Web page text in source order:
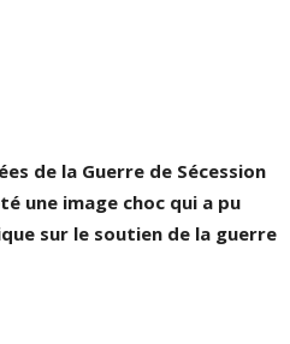
de la Guerre de Sécession
une image choc qui a pu
sur le soutien de la guerre